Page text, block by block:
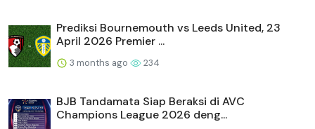
Prediksi Bournemouth vs Leeds United, 23
April 2026 Premier ...
3 months ago 234
BJB Tandamata Siap Beraksi di AVC
Champions League 2026 deng...